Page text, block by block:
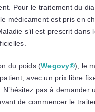
Pour le traitement du
médicament est pris en
s’il est prescrit dans
du poids (Wegovy®), le
avec un prix libre
N’hésitez pas à demander
de commencer le